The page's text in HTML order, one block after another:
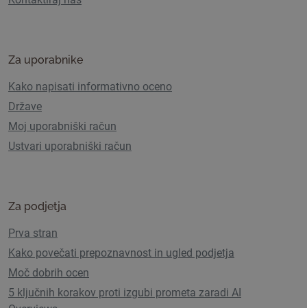
Za uporabnike
Kako napisati informativno oceno
Države
Moj uporabniški račun
Ustvari uporabniški račun
Za podjetja
Prva stran
Kako povečati prepoznavnost in ugled podjetja
Moč dobrih ocen
5 ključnih korakov proti izgubi prometa zaradi AI